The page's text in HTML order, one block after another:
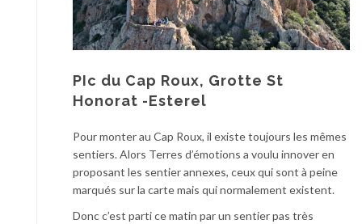
PIc du Cap Roux, Grotte St
Honorat -Esterel
Pour monter au Cap Roux, il existe toujours les mêmes
sentiers. Alors Terres d’émotions a voulu innover en
proposant les sentier annexes, ceux qui sont à peine
marqués sur la carte mais qui normalement existent.
Donc c’est parti ce matin par un sentier pas très